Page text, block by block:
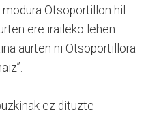
Otsoportillon hil
ere iraileko lehen
aurten ni Otsoportillora
ez dituzte